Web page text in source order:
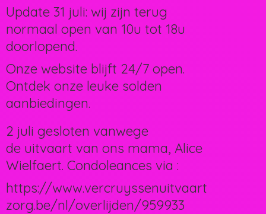
Update 31 juli: wij zijn terug
normaal open van 10u tot 18u
doorlopend.
Onze website blijft 24/7 open.
Ontdek onze leuke solden
aanbiedingen.
2 juli gesloten vanwege
de uitvaart van ons mama, Alice
Wielfaert. Condoleances via :
https://www.vercruyssenuitvaart
zorg.be/nl/overlijden/959933